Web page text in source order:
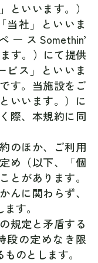
といいます。）
当社」といいま
スSomethin’
す。）にて提供
ビス」といいま
す。当施設をご
いいます。）に
際、本規約に同
のほか、ご利用
め（以下、「個
とがあります。
んに関わらず、
す。
規定と矛盾する
段の定めなき限
のとします。